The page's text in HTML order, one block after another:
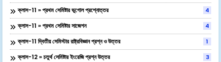
ক্লাস-11 » প্রথম সেমিষ্টার ভূগোল প্রশ্নোত্তর 4
ক্লাস-11 » প্রথম সেমিষ্টার সাজেশন 4
ক্লাস-11 দ্বিতীয় সেমিস্টার রাষ্ট্রবিজ্ঞান প্রশ্ন ও উত্তর 1
ক্লাস-12 » চতুর্থ সেমিষ্টার ইংরেজি প্রশ্ন উত্তর 3